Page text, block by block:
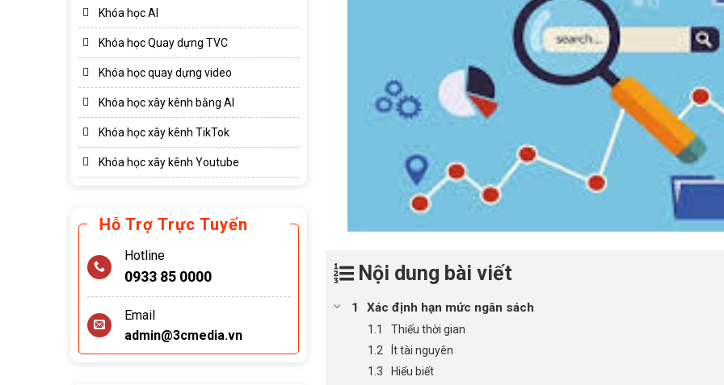
Khóa học AI
Khóa học Quay dựng TVC
Khóa học quay dựng video
Khóa học xây kênh bằng AI
Khóa học xây kênh TikTok
Khóa học xây kênh Youtube
Hỗ Trợ Trực Tuyến
Hotline
0933 85 0000
Email
admin@3cmedia.vn
Nội dung bài viết
Xác định hạn mức ngân sách
Thiếu thời gian
Ít tài nguyên
Hiểu biết